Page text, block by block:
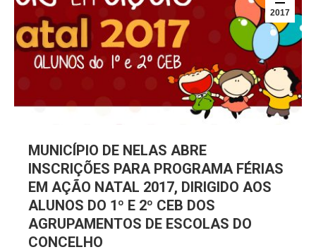
2017
MUNICÍPIO DE NELAS ABRE
INSCRIÇÕES PARA PROGRAMA FÉRIAS
EM AÇÃO NATAL 2017, DIRIGIDO AOS
ALUNOS DO 1º E 2º CEB DOS
AGRUPAMENTOS DE ESCOLAS DO
CONCELHO